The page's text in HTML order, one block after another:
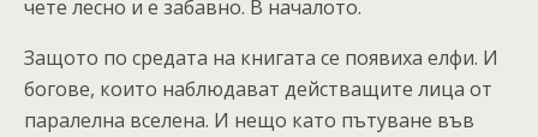
чете лесно и е забавно. В началото.
Защото по средата на книгата се появиха елфи. И
богове, които наблюдават действащите лица от
паралелна вселена. И нещо като пътуване във